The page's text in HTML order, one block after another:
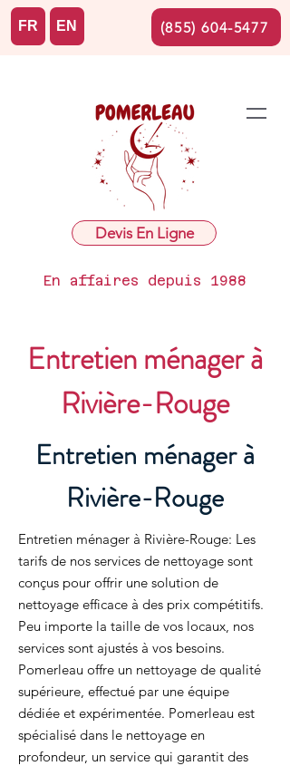
Devis En Ligne
En affaires depuis 1988
FR EN (855) 604-5477
Entretien ménager à
Rivière-Rouge
Entretien ménager à
Rivière-Rouge
Entretien ménager à Rivière-Rouge: Les
tarifs de nos services de nettoyage sont
conçus pour offrir une solution de
nettoyage efficace à des prix compétitifs.
Peu importe la taille de vos locaux, nos
services sont ajustés à vos besoins.
Pomerleau offre un nettoyage de qualité
supérieure, effectué par une équipe
dédiée et expérimentée. Pomerleau est
spécialisé dans le nettoyage en
profondeur, un service qui garantit des